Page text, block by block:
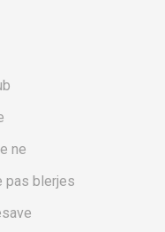
ne
pas blerjes